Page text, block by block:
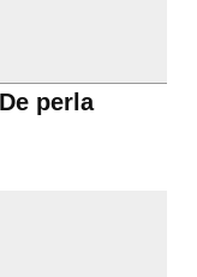
De perla